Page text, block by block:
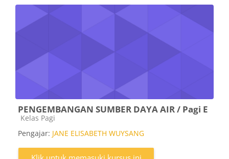
PENGEMBANGAN SUMBER DAYA AIR / Pagi E
Kategori kursus
Kelas Pagi
Pengajar: JANE ELISABETH WUYSANG